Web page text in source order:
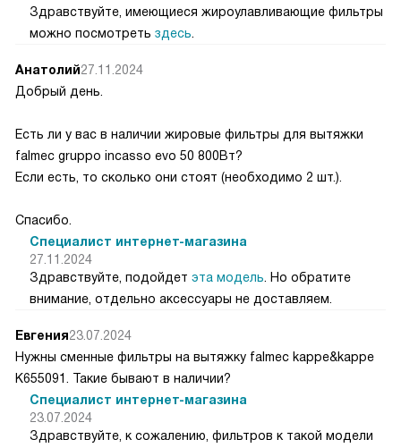
Здравствуйте, имеющиеся жироулавливающие фильтры
можно посмотреть здесь
Анатолий27.11.2024
Добрый день.
Есть ли у вас в наличии жировые фильтры для вытяжки
falmec gruppo incasso evo 50 800Вт?
Если есть, то сколько они стоят (необходимо 2 шт.).
Спасибо.
Специалист интернет-магазина
27.11.2024
Здравствуйте, подойдет эта модель . Но обратите
внимание, отдельно аксессуары не доставляем.
Евгения23.07.2024
Нужны сменные фильтры на вытяжку falmec kappe&kappe
K655091. Такие бывают в наличии?
Специалист интернет-магазина
23.07.2024
Здравствуйте, к сожалению, фильтров к такой модели